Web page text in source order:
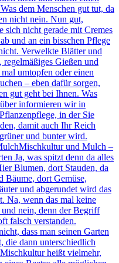
dem Menschen gut tut, da
nicht nein. Nun gut,
sich nicht gerade mit Cremes
und an ein bisschen Pflege
Verwelkte Blätter und
regelmäßiges Gießen und
umtopfen oder einen
– eben dafür sorgen,
gut geht bei Ihnen. Was
informieren wir in
in der Sie
damit auch Ihr Reich
und bunter wird.
Mischkultur und Mulch –
Ja, was spitzt denn da alles
Blumen, dort Stauden, da
Bäume, dort Gemüse,
und abgerundet wird das
Na, wenn das mal keine
nein, denn der Begriff
falsch verstanden.
dass man seinen Garten
die dann unterschiedlich
heißt vielmehr,